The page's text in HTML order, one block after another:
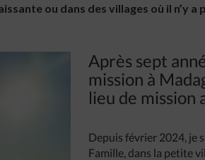
ou dans des villages où il n’y a
Après sept
mission à
lieu de mission
Depuis février 2024, je
Famille, dans la petite